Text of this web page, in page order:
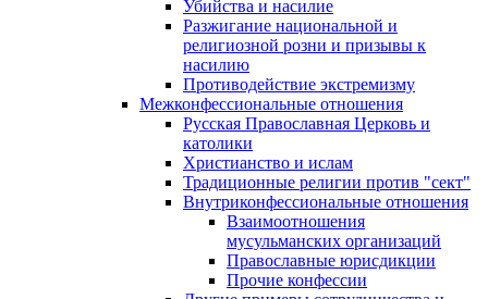
Убийства и насилие
Разжигание национальной и
религиозной розни и призывы к
насилию
Противодействие экстремизму
Межконфессиональные отношения
Русская Православная Церковь и
католики
Христианство и ислам
Традиционные религии против "сект"
Внутриконфессиональные отношения
Взаимоотношения
мусульманских организаций
Православные юрисдикции
Прочие конфессии